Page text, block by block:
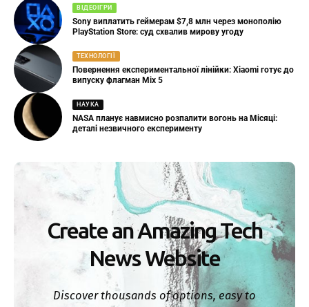
ВІДЕОІГРИ
Sony виплатить геймерам $7,8 млн через монополію
PlayStation Store: суд схвалив мирову угоду
ТЕХНОЛОГІЇ
Повернення експериментальної лінійки: Xiaomi готує до
випуску флагман Mix 5
НАУКА
NASA планує навмисно розпалити вогонь на Місяці:
деталі незвичного експерименту
Create an Amazing Tech
News Website
Discover thousands of options, easy to